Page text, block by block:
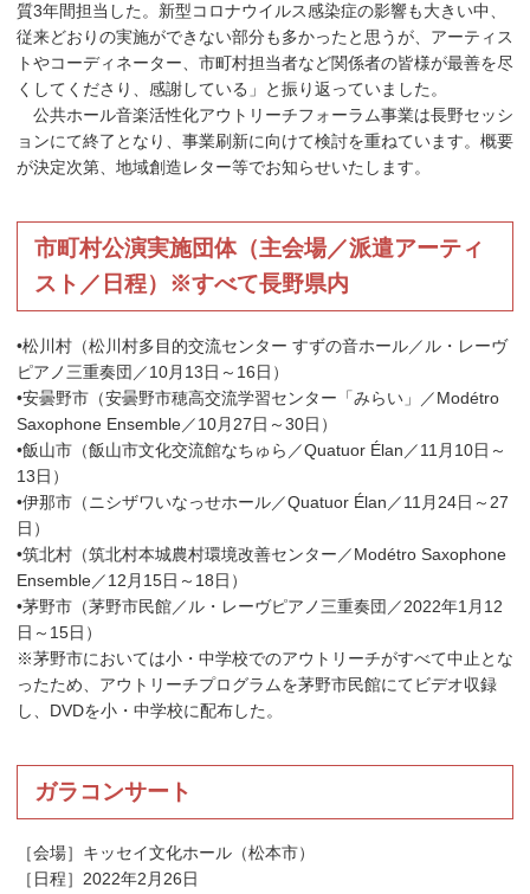
質3年間担当した。新型コロナウイルス感染症の影響も大きい中、
従来どおりの実施ができない部分も多かったと思うが、アーティス
トやコーディネーター、市町村担当者など関係者の皆様が最善を尽
くしてくださり、感謝している」と振り返っていました。
公共ホール音楽活性化アウトリーチフォーラム事業は長野セッシ
ョンにて終了となり、事業刷新に向けて検討を重ねています。概要
が決定次第、地域創造レター等でお知らせいたします。
市町村公演実施団体（主会場／派遣アーティ
スト／日程）※すべて長野県内
•松川村（松川村多目的交流センター すずの音ホール／ル・レーヴ
ピアノ三重奏団／10月13日～16日）
•安曇野市（安曇野市穂高交流学習センター「みらい」／Modétro
Saxophone Ensemble／10月27日～30日）
•飯山市（飯山市文化交流館なちゅら／Quatuor Élan／11月10日～
13日）
•伊那市（ニシザワいなっせホール／Quatuor Élan／11月24日～27
日）
•筑北村（筑北村本城農村環境改善センター／Modétro Saxophone
Ensemble／12月15日～18日）
•茅野市（茅野市民館／ル・レーヴピアノ三重奏団／2022年1月12
日～15日）
※茅野市においては小・中学校でのアウトリーチがすべて中止とな
ったため、アウトリーチプログラムを茅野市民館にてビデオ収録
し、DVDを小・中学校に配布した。
ガラコンサート
［会場］キッセイ文化ホール（松本市）
［日程］2022年2月26日